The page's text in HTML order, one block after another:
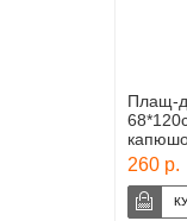
Плащ-
260 р.